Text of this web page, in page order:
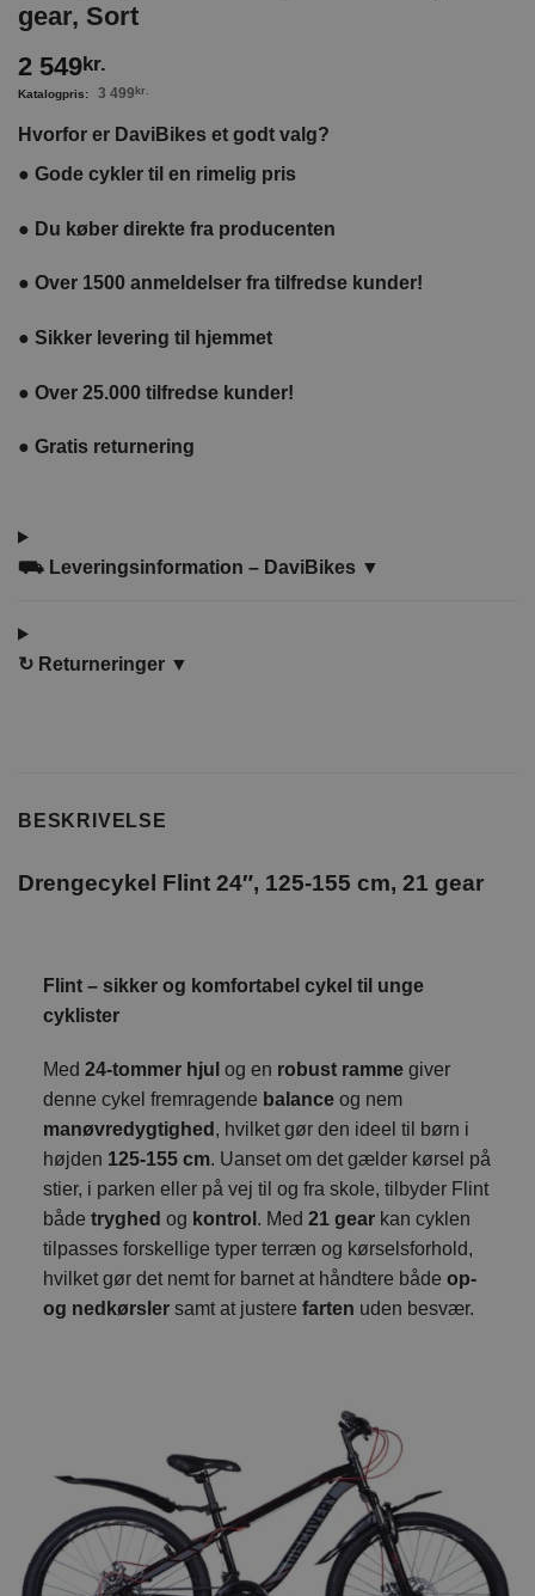
gear, Sort
2 549kr.
3 499 kr.
Hvorfor er DaviBikes et godt valg?
● Gode cykler til en rimelig pris
● Du køber direkte fra producenten
● Over 1500 anmeldelser fra tilfredse kunder!
● Sikker levering til hjemmet
● Over 25.000 tilfredse kunder!
● Gratis returnering
⛟ Leveringsinformation – DaviBikes ▼
↻ Returneringer ▼
BESKRIVELSE
Drengecykel Flint 24″, 125-155 cm, 21 gear
Flint – sikker og komfortabel cykel til unge
cyklister
Med 24-tommer hjul og en robust rammegiver
denne cykel fremragende balanceog nem
manøvredygtighed , hvilket gør den ideel til børn i
højden 125-155 cm. Uanset om det gælder kørsel på
stier, i parken eller på vej til og fra skole, tilbyder Flint
både tryghed og kontrol . Med 21 gearkan cyklen
tilpasses forskellige typer terræn og kørselsforhold,
hvilket gør det nemt for barnet at håndtere både op-
og nedkørslersamt at justere farten uden besvær.